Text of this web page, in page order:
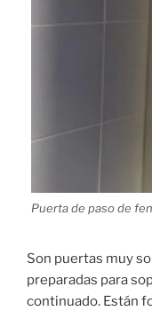
Puerta de paso de
Son puertas muy
preparadas para
continuado. Están